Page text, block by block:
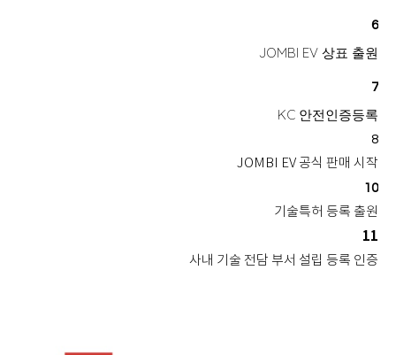
6
JOMBI EV 상표 출원
7
KC 안전인증등록
8
JOMBI EV 공식 판매 시작
10
기술특허 등록 출원
11
사내 기술 전담 부서 설립 등록 인증